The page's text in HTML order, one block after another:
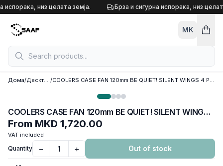
Skip to content
испорака, низ целата земја. Брза и сигурна испорака, низ
MK
Дома/ Десктоп кулери / COOLERS CASE FAN 120mm BE QUIET! SILENT WINGS 4 PWM 1.600rpm DURABLE FLUID-DYNAMIC BEARING, BL093
COOLERS CASE FAN 120mm BE QUIET! SILENT WINGS 4 PWM 1.600rpm DURABLE FLUID-DYNAMIC BEARING, BL093
From MKD 1,720.00
VAT included
Quantity − + Out of stock